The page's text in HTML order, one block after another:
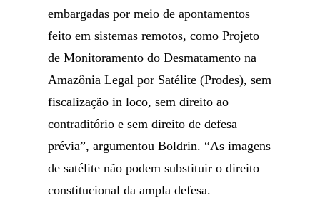
embargadas por meio de apontamentos
feito em sistemas remotos, como Projeto
de Monitoramento do Desmatamento na
Amazônia Legal por Satélite (Prodes), sem
fiscalização in loco, sem direito ao
contraditório e sem direito de defesa
prévia”, argumentou Boldrin. “As imagens
de satélite não podem substituir o direito
constitucional da ampla defesa.